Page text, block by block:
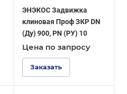
ЭНЭКОС Задвижка
клиновая Проф ЗКР DN
(Ду) 900, PN (РУ) 10
Цена по запросу
Заказать